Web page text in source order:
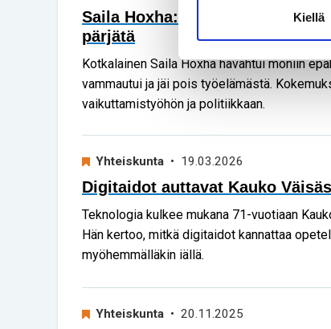
Kiellä
Saila Hoxha: Jokaisella pitäisi
pärjätä
Kotkalainen Saila Hoxha havahtui moniin
vammautui ja jäi pois työelämästä.
vaikuttamistyöhön ja politiikkaan.
Yhteiskunta • 19.03.2026
Digitaidot auttavat Kauko
Teknologia kulkee mukana 71-vuotiaan
Hän kertoo, mitkä digitaidot kannattaa
myöhemmälläkin iällä.
Yhteiskunta • 20.11.2025